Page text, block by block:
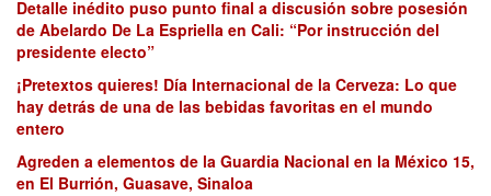
Detalle inédito puso punto final a discusión sobre posesión
de Abelardo De La Espriella en Cali: “Por instrucción del
presidente electo”
¡Pretextos quieres! Día Internacional de la Cerveza: Lo que
hay detrás de una de las bebidas favoritas en el mundo
entero
Agreden a elementos de la Guardia Nacional en la México 15,
en El Burrión, Guasave, Sinaloa